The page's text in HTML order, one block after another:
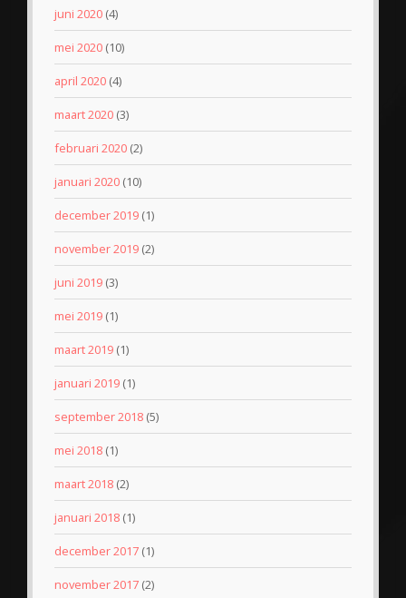
juni 2020 (4)
mei 2020 (10)
april 2020 (4)
maart 2020 (3)
februari 2020 (2)
januari 2020 (10)
december 2019 (1)
november 2019 (2)
juni 2019 (3)
mei 2019 (1)
maart 2019 (1)
januari 2019 (1)
september 2018 (5)
mei 2018 (1)
maart 2018 (2)
januari 2018 (1)
december 2017 (1)
november 2017 (2)